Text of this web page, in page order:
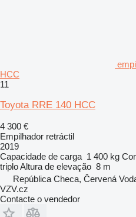
HCC
11
Toyota RRE 140 HCC
4 300 €
Empilhador retráctil
2019
Capacidade de carga 1 400 kg
triploAltura de elevação 8 m
República Checa, Červená
VZV.cz
Contacte o vendedor